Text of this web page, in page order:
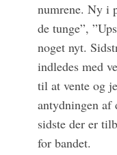
numrene. Ny i
de tunge”,
noget nyt.
indledes med
til at vente og
antydningen af
sidste der er
for bandet.